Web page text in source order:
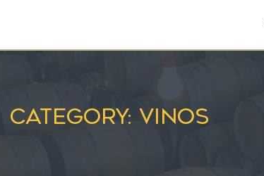
Category: Vinos